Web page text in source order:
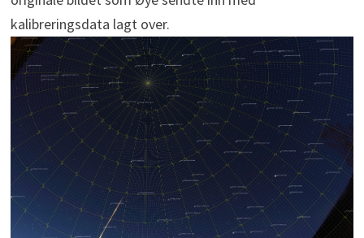
kalibreringsdata lagt over.